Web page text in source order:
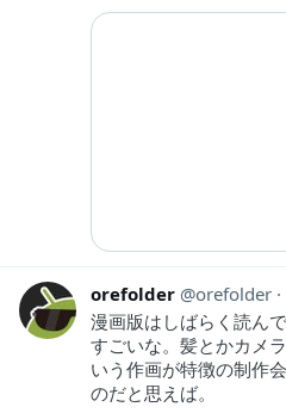
orefolder orefolder
漫画版はしばらく読ん
すごいな。髪とかカメ
いう作画が特徴の制作
のだと思えば。